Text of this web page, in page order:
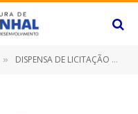
» DISPENSA DE LICITAÇÃO Nº 010/2023 (Locação de imóvel destinado ao funcionamento do Conselho Tutelar, deste Município de Castanhal/PA)